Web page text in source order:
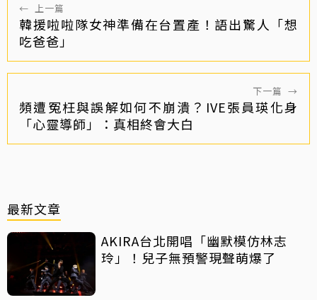
← 上一篇
韓援啦啦隊女神準備在台置產！語出驚人「想
吃爸爸」
下一篇 →
頻遭冤枉與誤解如何不崩潰？IVE張員瑛化身
「心靈導師」：真相終會大白
最新文章
AKIRA台北開唱「幽默模仿林志
玲」！兒子無預警現聲萌爆了